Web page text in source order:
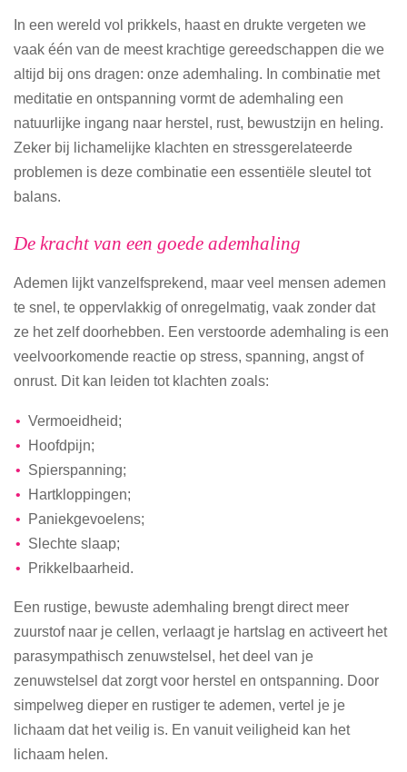
In een wereld vol prikkels, haast en drukte vergeten we
vaak één van de meest krachtige gereedschappen die we
altijd bij ons dragen: onze ademhaling. In combinatie met
meditatie en ontspanning vormt de ademhaling een
natuurlijke ingang naar herstel, rust, bewustzijn en heling.
Zeker bij lichamelijke klachten en stressgerelateerde
problemen is deze combinatie een essentiële sleutel tot
balans.
De kracht van een goede ademhaling
Ademen lijkt vanzelfsprekend, maar veel mensen ademen
te snel, te oppervlakkig of onregelmatig, vaak zonder dat
ze het zelf doorhebben. Een verstoorde ademhaling is een
veelvoorkomende reactie op stress, spanning, angst of
onrust. Dit kan leiden tot klachten zoals:
Vermoeidheid;
Hoofdpijn;
Spierspanning;
Hartkloppingen;
Paniekgevoelens;
Slechte slaap;
Prikkelbaarheid.
Een rustige, bewuste ademhaling brengt direct meer
zuurstof naar je cellen, verlaagt je hartslag en activeert het
parasympathisch zenuwstelsel, het deel van je
zenuwstelsel dat zorgt voor herstel en ontspanning. Door
simpelweg dieper en rustiger te ademen, vertel je je
lichaam dat het veilig is. En vanuit veiligheid kan het
lichaam helen.